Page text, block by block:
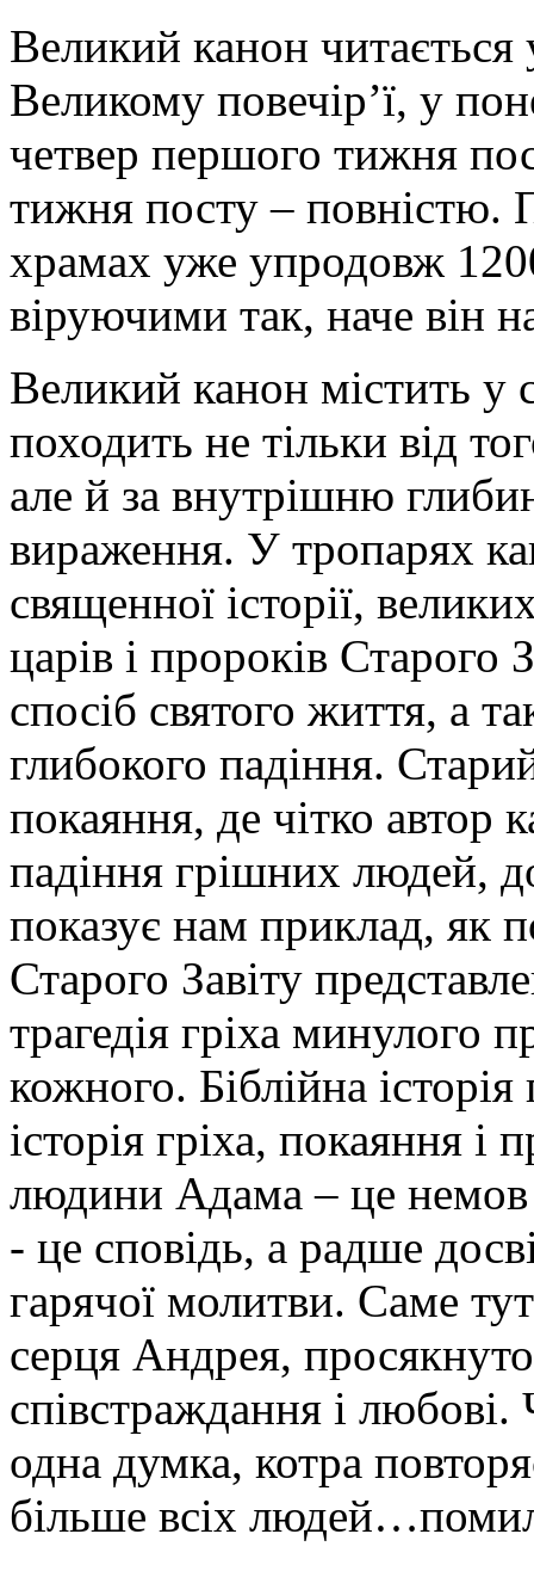
Великий канон читається
Великому повечір’ї, у
четвер першого тижня
тижня посту – повністю.
храмах уже упродовж
віруючими так, наче він
Великий канон містить у
походить не тільки від
але й за внутрішню
вираження. У тропарях
священної історії,
царів і пророків Старого
спосіб святого життя, а
глибокого падіння.
покаяння, де чітко автор
падіння грішних людей,
показує нам приклад, як
Старого Завіту
трагедія гріха минулого
кожного. Біблійна
історія гріха, покаяння
людини Адама – це немов
- це сповідь, а радше
гарячої молитви. Саме
серця Андрея,
співстраждання і
одна думка, котра
більше всіх